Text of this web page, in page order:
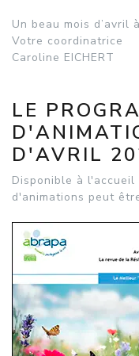
Un beau mois d’avril
Votre coordinatrice
Caroline EICHERT
LE
D'AVRIL
Disponible à l'accueil
d'animations peut